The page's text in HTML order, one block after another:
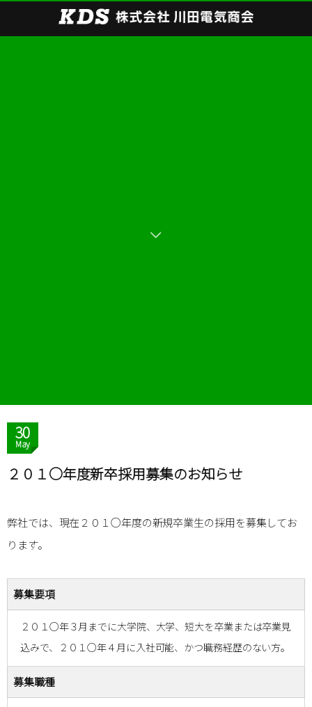
30
May
２０１○年度新卒採用募集のお知らせ
弊社では、現在２０１○年度の新規卒業生の採用を募集してお
ります。
募集要項
２０１○年３月までに大学院、大学、短大を卒業または卒業見
込みで、２０１○年４月に入社可能、かつ職務経歴のない方。
募集職種